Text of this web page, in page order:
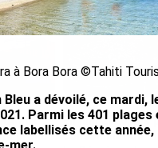
aux
prend
En juin 2026, les
consommation
à Bora Bora ©Tahiti
Bleu a dévoilé, ce mardi,
Parmi les 401 plages
labellisés cette année,